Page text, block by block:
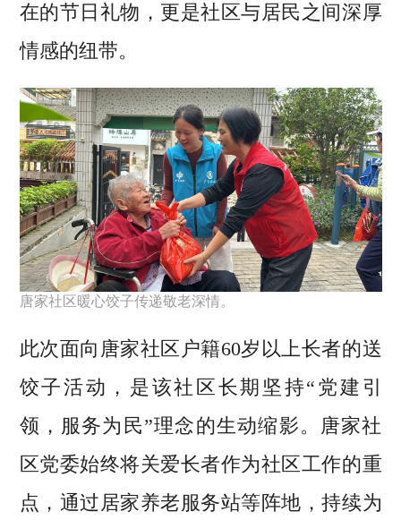
在的节日礼物，更是社区与居民之间深厚
情感的纽带。
唐家社区暖心饺子传递敬老深情。
此次面向唐家社区户籍60岁以上长者的送
饺子活动，是该社区长期坚持“党建引
领，服务为民”理念的生动缩影。唐家社
区党委始终将关爱长者作为社区工作的重
点，通过居家养老服务站等阵地，持续为